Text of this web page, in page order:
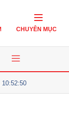
CHUYÊN MỤC
tuổi tử vong vì nốt